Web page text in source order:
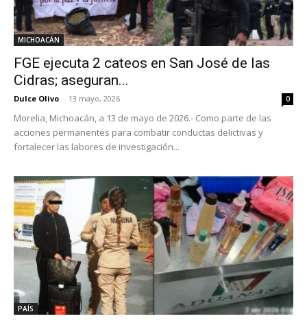
MICHOACÁN
FGE ejecuta 2 cateos en San José de las
Cidras; aseguran...
Dulce Olivo - 13 mayo, 2026 0
Morelia, Michoacán, a 13 de mayo de 2026.- Como parte de las
acciones permanentes para combatir conductas delictivas y
fortalecer las labores de investigación...
PAÍS